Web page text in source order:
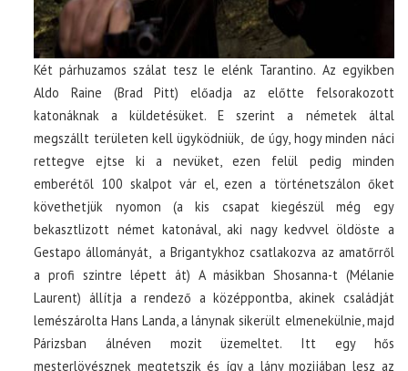
Két párhuzamos szálat tesz le elénk Tarantino. Az egyikben
Aldo Raine (Brad Pitt) előadja az előtte felsorakozott
katonáknak a küldetésüket. E szerint a németek által
megszállt területen kell ügyködniük, de úgy, hogy minden náci
rettegve ejtse ki a nevüket, ezen felül pedig minden
emberétől 100 skalpot vár el, ezen a történetszálon őket
követhetjük nyomon (a kis csapat kiegészül még egy
bekasztlizott német katonával, aki nagy kedvvel öldöste a
Gestapo állományát, a Brigantykhoz csatlakozva az amatőrről
a profi szintre lépett át) A másikban Shosanna-t (Mélanie
Laurent) állítja a rendező a középpontba, akinek családját
lemészárolta Hans Landa, a lánynak sikerült elmenekülnie, majd
Párizsban álnéven mozit üzemeltet. Itt egy hős
mesterlövésznek megtetszik és így a lány mozijában lesz az